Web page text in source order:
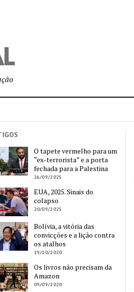
O tapete vermelho para um
“ex-terrorista” e a porta
fechada para a Palestina
26/09/2025
EUA, 2025. Sinais do
colapso
20/09/2025
Bolívia, a vitória das
convicções e a lição contra
os atalhos
19/10/2020
Os livros não precisam da
Amazon
09/09/2020